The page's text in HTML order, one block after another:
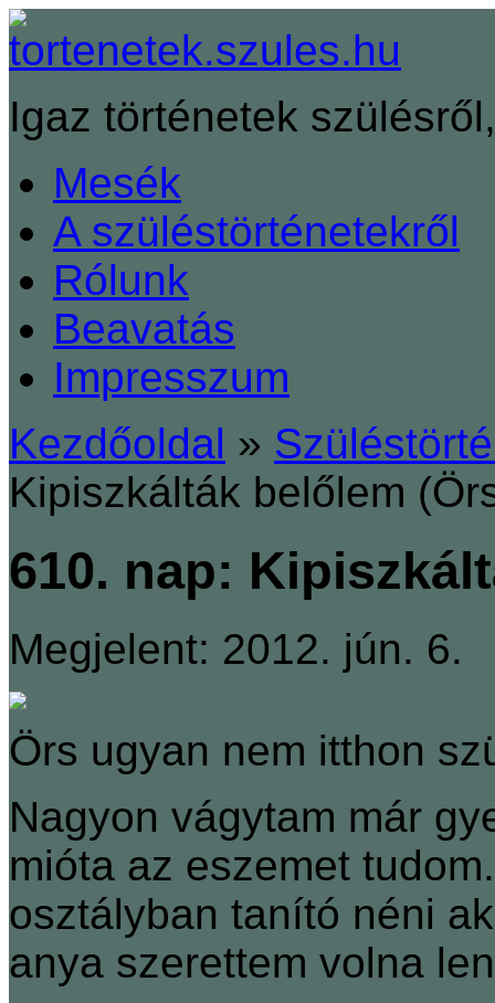
Igaz történetek
Mesék
A szüléstörténetekről
Rólunk
Beavatás
Impresszum
Kezdőoldal »
Kipiszkálták belőlem
610. nap:
Megjelent: 2012. jún. 6.
Örs ugyan nem itthon
Nagyon vágytam már
mióta az eszemet
osztályban tanító néni
anya szerettem volna